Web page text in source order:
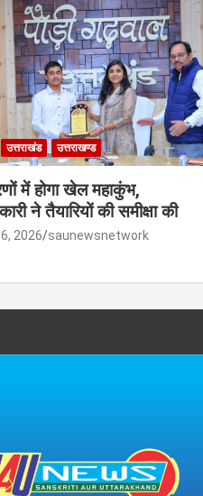
उत्तराखंड उत्तराखण्ड
में होगा खेल महाकुंभ,
ने तैयारियों की समीक्षा की
2026 saunewsnetwork